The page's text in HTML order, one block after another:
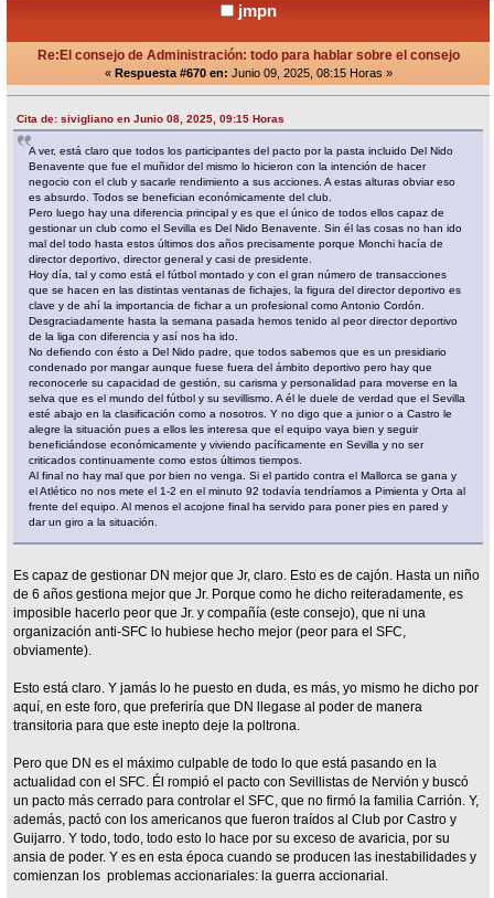
jmpn
Re:El consejo de Administración: todo para hablar sobre el consejo
« Respuesta #670 en: Junio 09, 2025, 08:15 Horas »
Cita de: sivigliano en Junio 08, 2025, 09:15 Horas
A ver, está claro que todos los participantes del pacto por la pasta incluido Del Nido
Benavente que fue el muñidor del mismo lo hicieron con la intención de hacer
negocio con el club y sacarle rendimiento a sus acciones. A estas alturas obviar eso
es absurdo. Todos se benefician económicamente del club.
Pero luego hay una diferencia principal y es que el único de todos ellos capaz de
gestionar un club como el Sevilla es Del Nido Benavente. Sin él las cosas no han ido
mal del todo hasta estos últimos dos años precisamente porque Monchi hacía de
director deportivo, director general y casi de presidente.
Hoy día, tal y como está el fútbol montado y con el gran número de transacciones
que se hacen en las distintas ventanas de fichajes, la figura del director deportivo es
clave y de ahí la importancia de fichar a un profesional como Antonio Cordón.
Desgraciadamente hasta la semana pasada hemos tenido al peor director deportivo
de la liga con diferencia y así nos ha ido.
No defiendo con ésto a Del Nido padre, que todos sabemos que es un presidiario
condenado por mangar aunque fuese fuera del ámbito deportivo pero hay que
reconocerle su capacidad de gestión, su carisma y personalidad para moverse en la
selva que es el mundo del fútbol y su sevillismo. A él le duele de verdad que el Sevilla
esté abajo en la clasificación como a nosotros. Y no digo que a junior o a Castro le
alegre la situación pues a ellos les interesa que el equipo vaya bien y seguir
beneficiándose económicamente y viviendo pacíficamente en Sevilla y no ser
criticados continuamente como estos últimos tiempos.
Al final no hay mal que por bien no venga. Si el partido contra el Mallorca se gana y
el Atlético no nos mete el 1-2 en el minuto 92 todavía tendríamos a Pimienta y Orta al
frente del equipo. Al menos el acojone final ha servido para poner pies en pared y
dar un giro a la situación.
Es capaz de gestionar DN mejor que Jr, claro. Esto es de cajón. Hasta un niño
de 6 años gestiona mejor que Jr. Porque como he dicho reiteradamente, es
imposible hacerlo peor que Jr. y compañía (este consejo), que ni una
organización anti-SFC lo hubiese hecho mejor (peor para el SFC,
obviamente).
Esto está claro. Y jamás lo he puesto en duda, es más, yo mismo he dicho por
aquí, en este foro, que preferiría que DN llegase al poder de manera
transitoria para que este inepto deje la poltrona.
Pero que DN es el máximo culpable de todo lo que está pasando en la
actualidad con el SFC. Él rompió el pacto con Sevillistas de Nervión y buscó
un pacto más cerrado para controlar el SFC, que no firmó la familia Carrión. Y,
además, pactó con los americanos que fueron traídos al Club por Castro y
Guijarro. Y todo, todo, todo esto lo hace por su exceso de avaricia, por su
ansia de poder. Y es en esta época cuando se producen las inestabilidades y
comienzan los problemas accionariales: la guerra accionarial.